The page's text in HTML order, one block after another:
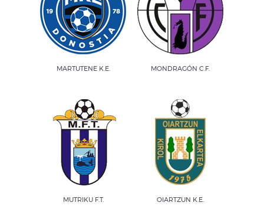
MARTUTENE K.E. MONDRAGÓN C.F.
MUTRIKU F.T. OIARTZUN K.E.